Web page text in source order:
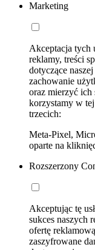
Marketing
Akceptacja tych
reklamy, treści
dotyczące
zachowanie
oraz mierzyć ich
korzystamy w
trzecich:
Meta-Pixel,
oparte na
Rozszerzony
Akceptując tę
sukces naszych
ofertę
zaszyfrowane